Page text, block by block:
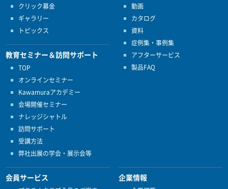
クリック募金
ギャラリー
トピックス
教育セミナー＆訪問サポート
TOP
オンラインセミナー
Kawamuraアカデミー
会場開催セミナー
ナレッジシャトル
訪問サポート
受講方法
弊社出展の学会・展示会等
動画
カタログ
資料
症例集・事例集
アフターサービス
製品FAQ
会員サービス 企業情報